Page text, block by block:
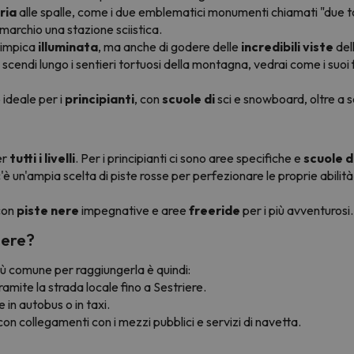
alle spalle, come i due emblematici monumenti chiamati
una stazione sciistica.
illuminata, ma anche di godere delle incredibili viste
lungo i sentieri tortuosi della montagna, vedrai come i
per i principianti, con scuole disci e snowboard, oltre a
tutti i livelli. Per i principianti ci sono aree specifiche e scuole
un'ampia scelta di piste rosse per perfezionare le proprie
piste nere impegnative e aree freeride per i più avventurosi.
comune per raggiungerla è quindi:
la strada locale fino a Sestriere.
in autobus o in taxi.
collegamenti con i mezzi pubblici e servizi di navetta.